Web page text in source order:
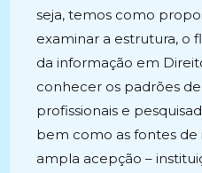
seja, temos como
examinar a estrutura, o
da informação em
conhecer os padrões
profissionais e
bem como as fontes de
ampla acepção –